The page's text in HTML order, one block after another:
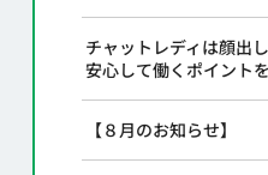
チャットレディは顔出
安心して働くポイント
【８月のお知らせ】